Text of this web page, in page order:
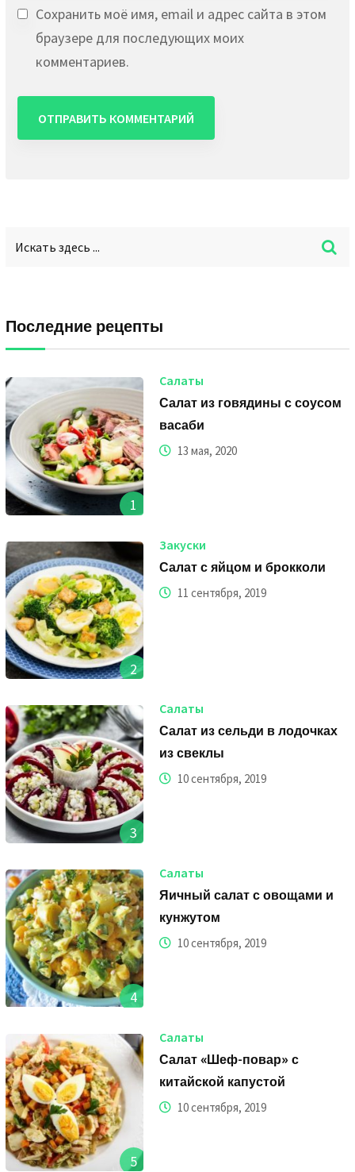
Сохранить моё имя, email и адрес сайта в этом
браузере для последующих моих
комментариев.
Последние рецепты
1
Салаты
Салат из говядины с соусом
васаби
13 мая, 2020
2
Закуски
Салат с яйцом и брокколи
11 сентября, 2019
3
Салаты
Салат из сельди в лодочках
из свеклы
10 сентября, 2019
4
Салаты
Яичный салат с овощами и
кунжутом
10 сентября, 2019
5
Салаты
Салат «Шеф-повар» с
китайской капустой
10 сентября, 2019